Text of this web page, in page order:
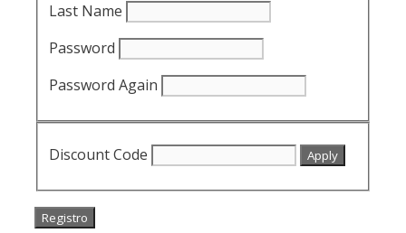
Last Name
Password
Password Again
Discount Code Apply